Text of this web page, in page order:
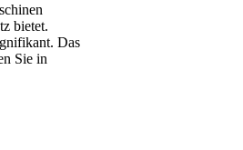
bietet.
Das
Sie in